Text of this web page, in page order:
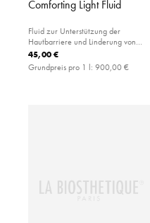
Comforting Light Fluid
Fluid zur Unterstützung der
Hautbarriere und Linderung von
Irritationen für empfindliche
Gesichtshaut
45,00 €
Grundpreis pro 1 l: 900,00 €